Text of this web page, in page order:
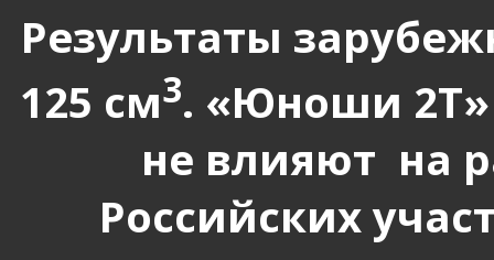
Результаты
125 см3. «Юноши
не влияют на
Российских